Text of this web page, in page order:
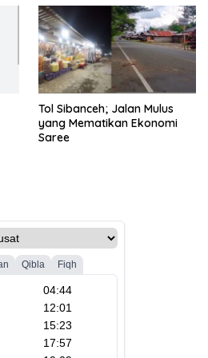
Tol Sibanceh; Jalan Mulus
yang Mematikan Ekonomi
Saree